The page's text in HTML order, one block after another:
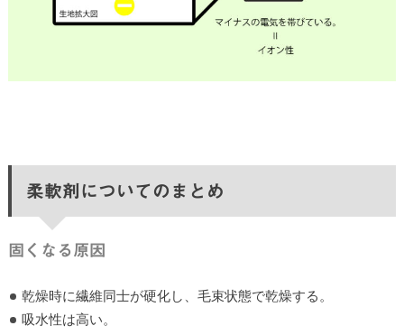
柔軟剤についてのまとめ
固くなる原因
乾燥時に繊維同士が硬化し、毛束状態で乾燥する。
吸水性は高い。